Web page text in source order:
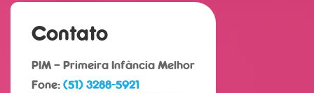
Contato
PIM – Primeira Infância Melhor
Fone: (51) 3288-5921